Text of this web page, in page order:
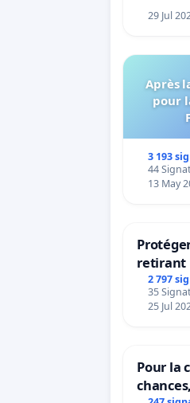
29 Jul
Après
pour
3 193
44
13 May
retirant
rayons
2 797
35
25 Jul
Pour la